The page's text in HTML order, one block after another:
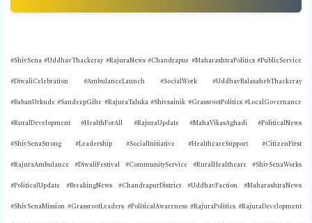
#ShivSena #UddhavThackeray #RajuraNews #Chandrapur #MaharashtraPolitics #PublicService
#DiwaliCelebration #AmbulanceLaunch #SocialWork #UddhavBalasahebThackeray
#BabanUrkude #SandeepGihe #RajuraTaluka #Shivsainik #GrassrootPolitics #LocalGovernance
#RuralDevelopment #HealthForAll #RajuraUpdate #MahaVikasAghadi #PoliticalNews
#ShivSenaStrong #Leadership #SocialInitiative #HealthcareSupport #CitizenFirst
#RajuraAmbulance #DiwaliFestival #CommunityService #RuralHealthcare #ShivSenaWorks
#PoliticalUpdate #BreakingNews #ChandrapurDistrict #UddhavFaction #MaharashtraNews
#ShivSenaMission #GrassrootLeaders #PoliticalAwareness #RajuraPolitics #RajuraDevelopment